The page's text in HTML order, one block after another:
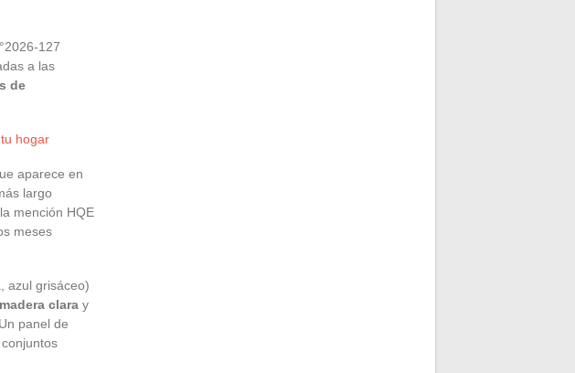
127
a las
de
hogar
aparece en
largo
mención HQE
meses
azul grisáceo)
clara y
panel de